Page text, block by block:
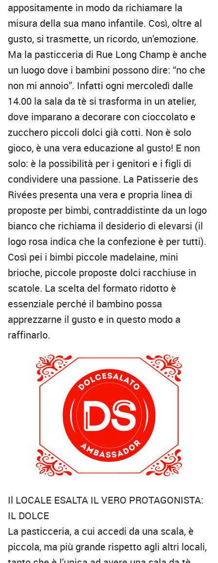
appositamente in modo da richiamare la
misura della sua mano infantile. Così, oltre al
gusto, si trasmette, un ricordo, un’emozione.
Ma la pasticceria di Rue Long Champ è anche
un luogo dove i bambini possono dire: “no che
non mi annoio”. Infatti ogni mercoledì dalle
14.00 la sala da tè si trasforma in un atelier,
dove imparano a decorare con cioccolato e
zucchero piccoli dolci già cotti. Non è solo
gioco, è una vera educazione al gusto! E non
solo: è la possibilità per i genitori e i figli di
condividere una passione. La Patisserie des
Rivées presenta una vera e propria linea di
proposte per bimbi, contraddistinte da un logo
bianco che richiama il desiderio di elevarsi (il
logo rosa indica che la confezione è per tutti).
Così pei i bimbi piccole madelaine, mini
brioche, piccole proposte dolci racchiuse in
scatole. La scelta del formato ridotto è
essenziale perché il bambino possa
apprezzarne il gusto e in questo modo a
raffinarlo.
Il LOCALE ESALTA IL VERO PROTAGONISTA:
IL DOLCE
La pasticceria, a cui accedi da una scala, è
piccola, ma più grande rispetto agli altri locali,